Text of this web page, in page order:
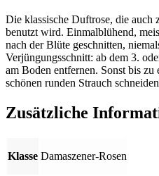
Die klassische Duftrose, die auch
benutzt wird. Einmalblühend,
nach der Blüte geschnitten,
Verjüngungsschnitt: ab dem 3.
am Boden entfernen. Sonst bis
schönen runden Strauch
Zusätzliche
Klasse Damaszener-Rosen